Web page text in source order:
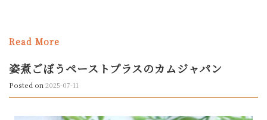
Read More
姿煮ごぼうペーストプラスのカムジャパン
Posted on2025-07-11